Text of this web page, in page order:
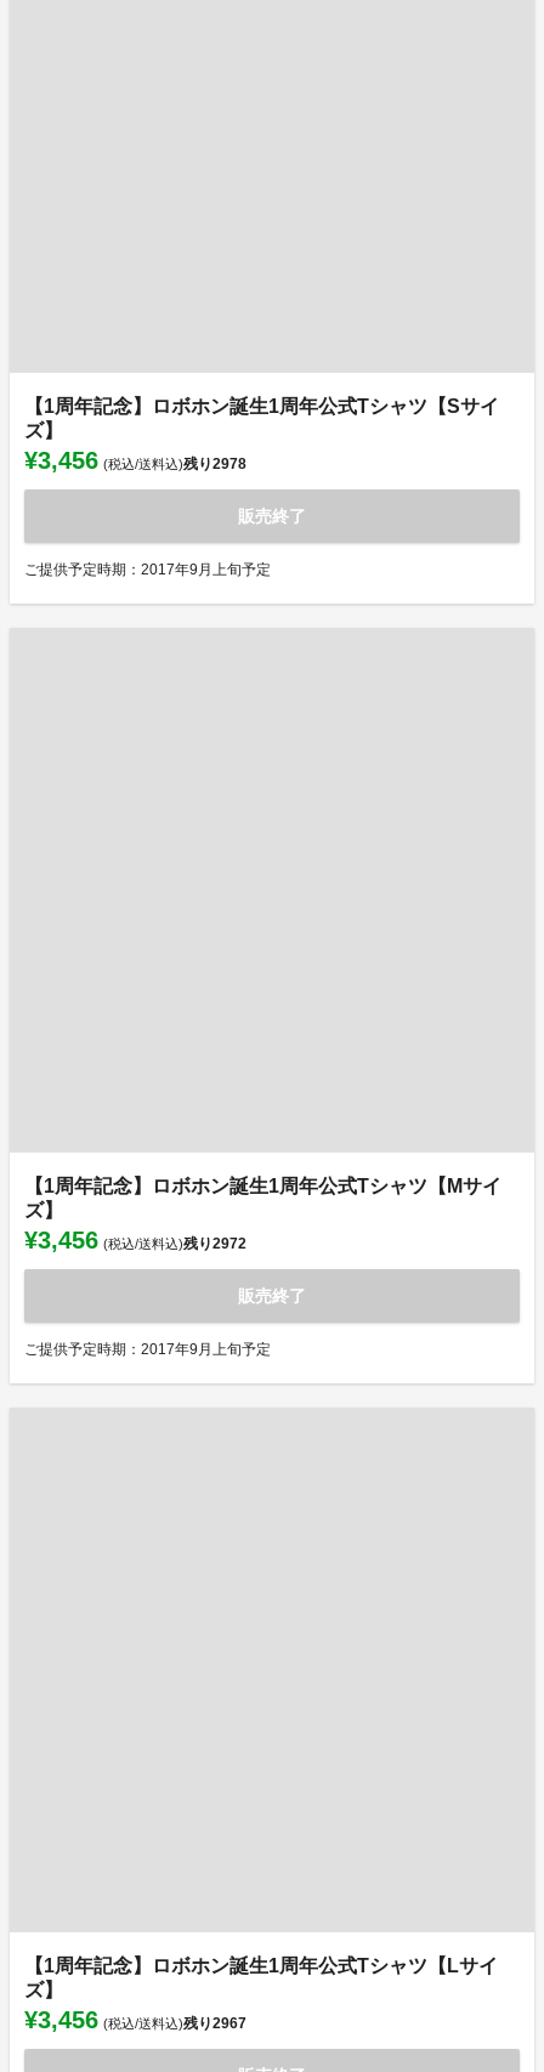
【1周年記念】ロボホン誕生1周年公式Tシャツ【Sサイ
ズ】
¥3,456 (税込/送料込)残り2978
販売終了
ご提供予定時期：2017年9月上旬予定
【1周年記念】ロボホン誕生1周年公式Tシャツ【Mサイ
ズ】
¥3,456 (税込/送料込)残り2972
販売終了
ご提供予定時期：2017年9月上旬予定
【1周年記念】ロボホン誕生1周年公式Tシャツ【Lサイ
ズ】
¥3,456 (税込/送料込)残り2967